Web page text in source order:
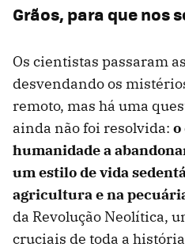
Grãos, para que nos
Os cientistas passaram
desvendando os
remoto, mas há uma
ainda não foi resolvida: o
humanidade a
um estilo de vida
agricultura e na
da Revolução Neolítica,
cruciais de toda a